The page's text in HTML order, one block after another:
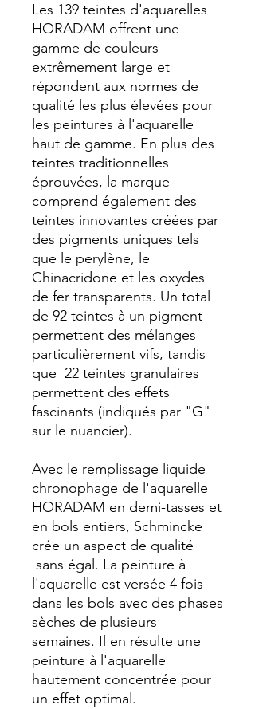
Les 139 teintes d'aquarelles
HORADAM offrent une
gamme de couleurs
extrêmement large et
répondent aux normes de
qualité les plus élevées pour
les peintures à l'aquarelle
haut de gamme. En plus des
teintes traditionnelles
éprouvées, la marque
comprend également des
teintes innovantes créées par
des pigments uniques tels
que le perylène, le
Chinacridone et les oxydes
de fer transparents. Un total
de 92 teintes à un pigment
permettent des mélanges
particulièrement vifs, tandis
que 22 teintes granulaires
permettent des effets
fascinants (indiqués par "G"
sur le nuancier).
Avec le remplissage liquide
chronophage de l'aquarelle
HORADAM en demi-tasses et
en bols entiers, Schmincke
crée un aspect de qualité
sans égal. La peinture à
l'aquarelle est versée 4 fois
dans les bols avec des phases
sèches de plusieurs
semaines. Il en résulte une
peinture à l'aquarelle
hautement concentrée pour
un effet optimal.